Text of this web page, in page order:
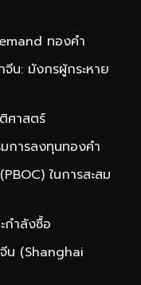
ทองคำ
จีน: มังกรผู้กระหาย
ศาสตร์
การลงทุนทองคำ
ในการสะสม
กำลังซื้อ
น (Shanghai